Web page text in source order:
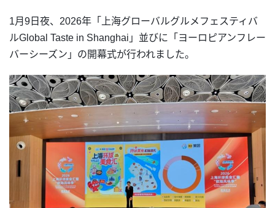
1月9日夜、2026年「上海グローバルグルメフェスティバ
ルGlobal Taste in Shanghai」並びに「ヨーロピアンフレー
バーシーズン」の開幕式が行われました。